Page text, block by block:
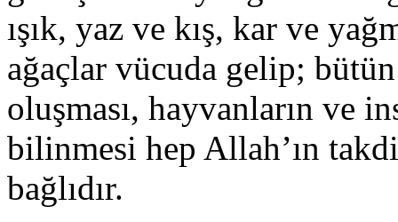
ışık, yaz ve kış, kar ve
ağaçlar vücuda gelip;
oluşması, hayvanların ve
bilinmesi hep Allah’ın
bağlıdır.